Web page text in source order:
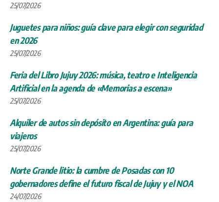
25/07/2026
Juguetes para niños: guía clave para elegir con seguridad
en 2026
25/07/2026
Feria del Libro Jujuy 2026: música, teatro e Inteligencia
Artificial en la agenda de «Memorias a escena»
25/07/2026
Alquiler de autos sin depósito en Argentina: guía para
viajeros
25/07/2026
Norte Grande litio: la cumbre de Posadas con 10
gobernadores define el futuro fiscal de Jujuy y el NOA
24/07/2026